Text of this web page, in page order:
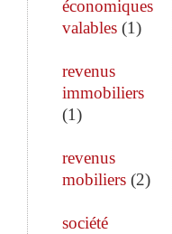
économiques
valables (1)
revenus
immobiliers
(1)
revenus
mobiliers (2)
société